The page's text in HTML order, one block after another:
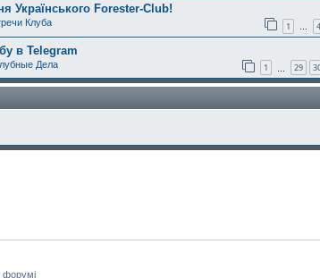
Українського Forester-Club!
Клуба 1 … 4
в Telegram
Дела 1 29
форумі